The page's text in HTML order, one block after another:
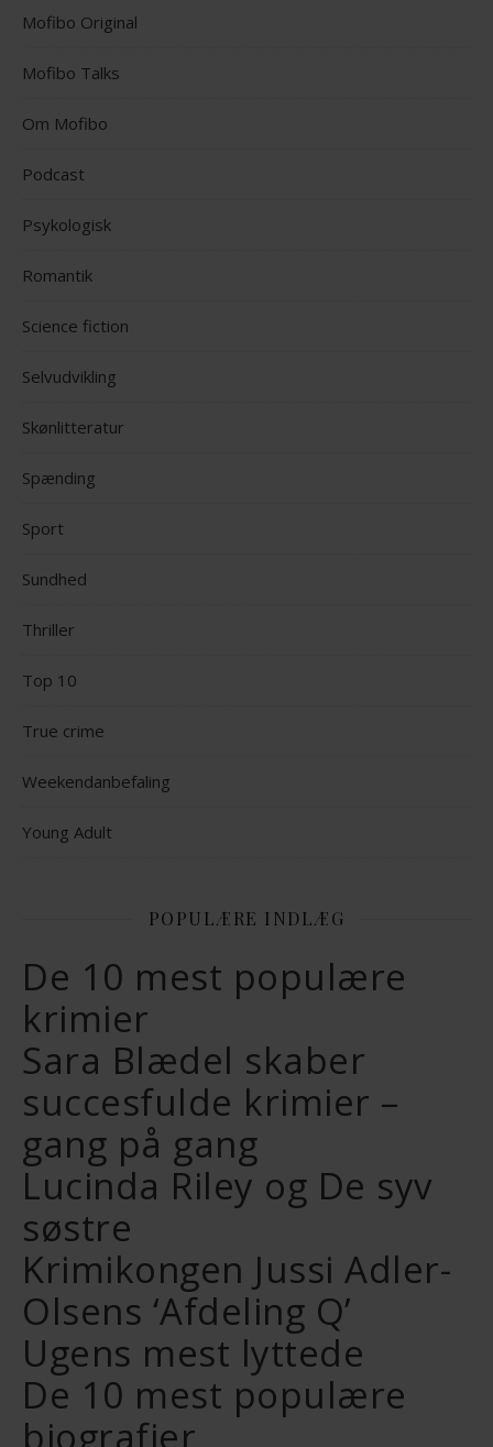
Mofibo Original
Mofibo Talks
Om Mofibo
Podcast
Psykologisk
Romantik
Science fiction
Selvudvikling
Skønlitteratur
Spænding
Sport
Sundhed
Thriller
Top 10
True crime
Weekendanbefaling
Young Adult
POPULÆRE INDLÆG
De 10 mest populære
krimier
Sara Blædel skaber
succesfulde krimier –
gang på gang
Lucinda Riley og De syv
søstre
Krimikongen Jussi Adler-
Olsens ‘Afdeling Q’
Ugens mest lyttede
De 10 mest populære
biografier